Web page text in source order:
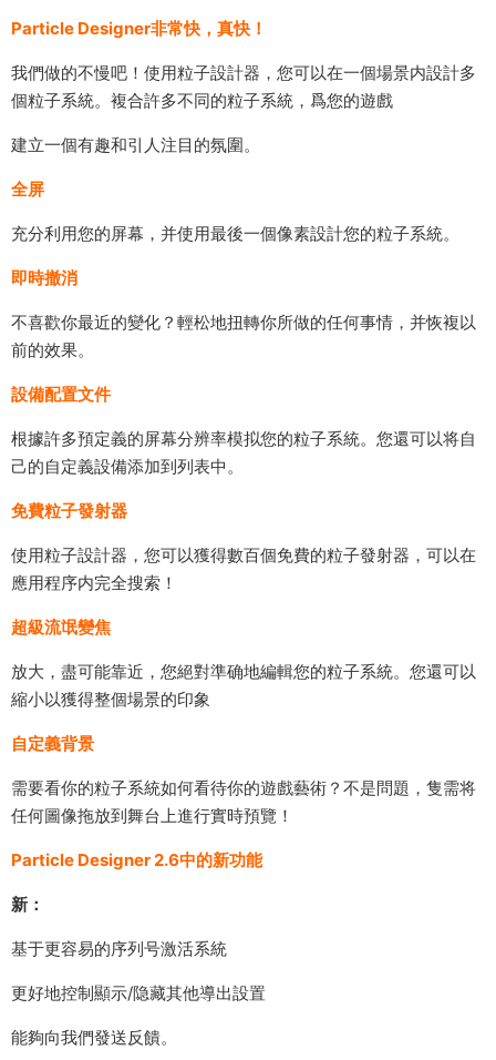
Particle Designer非常快，真快！
我們做的不慢吧！使用粒子設計器，您可以在一個場景内設計多
個粒子系統。複合許多不同的粒子系統，爲您的遊戲
建立一個有趣和引人注目的氛圍。
全屏
充分利用您的屏幕，并使用最後一個像素設計您的粒子系統。
即時撤消
不喜歡你最近的變化？輕松地扭轉你所做的任何事情，并恢複以
前的效果。
設備配置文件
根據許多預定義的屏幕分辨率模拟您的粒子系統。您還可以将自
己的自定義設備添加到列表中。
免費粒子發射器
使用粒子設計器，您可以獲得數百個免費的粒子發射器，可以在
應用程序内完全搜索！
超級流氓變焦
放大，盡可能靠近，您絕對準确地編輯您的粒子系統。您還可以
縮小以獲得整個場景的印象
自定義背景
需要看你的粒子系統如何看待你的遊戲藝術？不是問題，隻需将
任何圖像拖放到舞台上進行實時預覽！
Particle Designer 2.6中的新功能
新：
基于更容易的序列号激活系統
更好地控制顯示/隐藏其他導出設置
能夠向我們發送反饋。